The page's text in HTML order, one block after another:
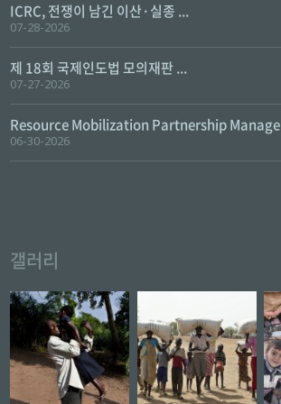
ICRC, 전쟁이 남긴 이산·실종 ...
07-28-2026
제 18회 국제인도법 모의재판 ...
07-27-2026
Resource Mobilization Partnership
06-30-2026
갤러리